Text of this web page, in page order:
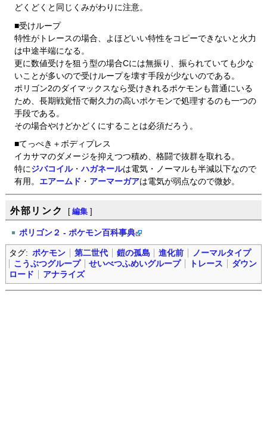
どくどくと同じくみがわりに注意。
■受けループ
特性がトレースの場合、よほどいい特性をコピーできないと火力
は中途半端になる。
更に数値受けを狙う型の場合Cには無振り、振られていても少な
いことが多いので受けループを壊す手段が少ないのである。
ポリゴン2のダイマックスなら受けきれるポケモンも普通にいる
ため、長期戦覚悟で耐久力の高いポケモンで処理するのも一つの
手段である。
その場合やけどかどくにすることは必須だろう。
■てっぺき＋ボディプレス
イカサマのダメージを抑えつつ積め、格闘で抜群を取れる。
特にジバコイル・ハガネールは電気・ノーマルも半減以下なので
有用。 エアームド ・ アーマーガアは電気が弱点なので微妙。
外部リンク [ 編集 ]
ポリゴン２ - ポケモン百科事典
タグ: ポケモン 第二世代 鎧の孤島 進化前
ノーマルタイプ
こうぶつグループ
せいべつふめいグループ トレース
ダウン
ロード
アナライズ